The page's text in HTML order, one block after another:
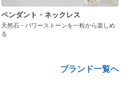
ペンダント・ネックレス
天然石・パワーストーンを一粒から楽しめ
る
ブランド一覧へ